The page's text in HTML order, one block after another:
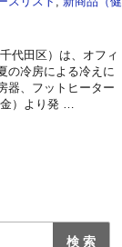
代田区）は、オフィ
の冷房による冷えに
器、フットヒーター
）より発 …